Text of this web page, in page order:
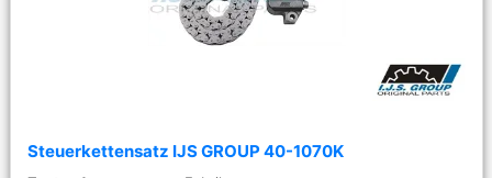
Steuerkettensatz IJS GROUP 40-1070K